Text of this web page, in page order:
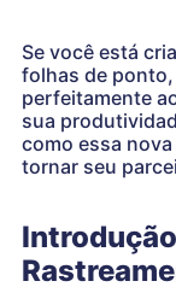
Se você está
folhas de
perfeitamente
sua
como essa
tornar seu